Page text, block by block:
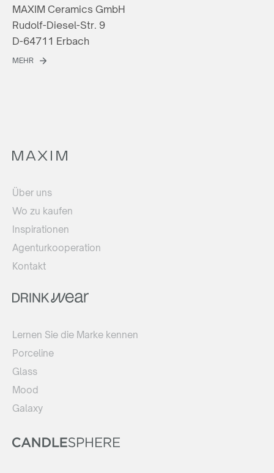
MAXIM Ceramics GmbH
Rudolf-Diesel-Str. 9
D-64711 Erbach
MEHR
Über uns
Wo zu kaufen
Inspirationen
Agenturkooperation
Kontakt
Lernen Sie die Marke kennen
Porceline
Glass
Mood
Galaxy